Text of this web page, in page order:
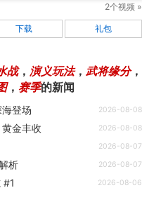
2个视频 »
下载 礼包
战， 演义玩法， 武将缘分，
， 赛季的新闻
登场 2026-08-08
金丰收 2026-08-08
2026-08-07
析 2026-08-07
#1 2026-08-06